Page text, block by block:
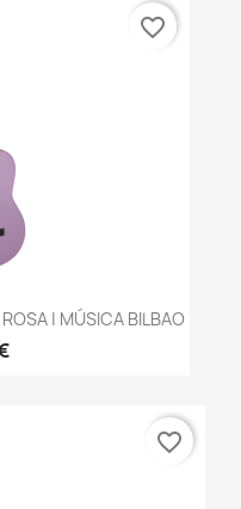
| MÚSICA BILBAO
favorite_border
favorite_border